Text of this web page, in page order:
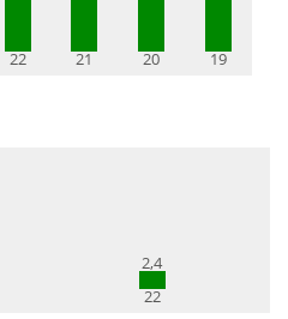
22 21 20 19
2,4
22